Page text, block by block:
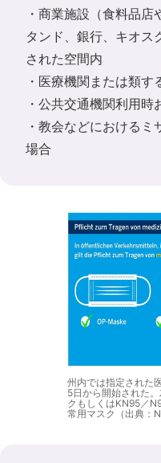
・商業施設（食料品
タンド、銀行、キオス
された空間内
・医療機関または類す
・公共交通機関利用時
・教会などにおける
場合
州内では指定された
5日から開始された
クもしくはKN95／
常用マスク（出典：